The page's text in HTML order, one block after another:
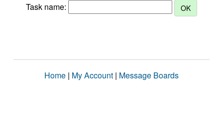
Task name:
Home | My Account | Message Boards